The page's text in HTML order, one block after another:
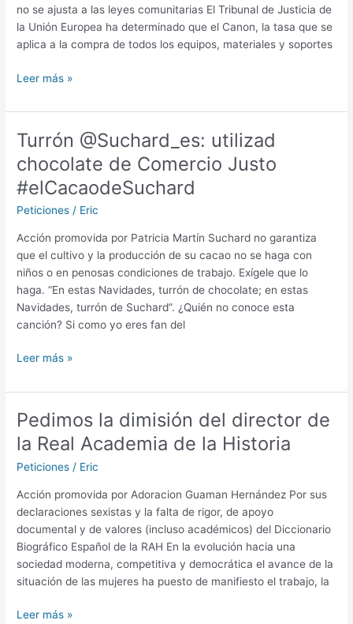
Corte
hunting
trips»
no se ajusta a las leyes comunitarias El Tribunal de Justicia de
la Unión Europea ha determinado que el Canon, la tasa que se
aplica a la compra de todos los equipos, materiales y soportes
Retirada
cánon
Leer más »
Turrón @Suchard_es: utilizad
chocolate de Comercio Justo
#elCacaodeSuchard
Peticiones / Eric
Acción promovida por Patricia Martín Suchard no garantiza
que el cultivo y la producción de su cacao no se haga con
niños o en penosas condiciones de trabajo. Exígele que lo
haga. “En estas Navidades, turrón de chocolate; en estas
Navidades, turrón de Suchard”. ¿Quién no conoce esta
canción? Si como yo eres fan del
Turrón
utilizad
chocolate
de
Comercio
Justo
Leer más »
Pedimos la dimisión del director de
la Real Academia de la Historia
Peticiones / Eric
Acción promovida por Adoracion Guaman Hernández Por sus
declaraciones sexistas y la falta de rigor, de apoyo
documental y de valores (incluso académicos) del Diccionario
Biográfico Español de la RAH En la evolución hacia una
sociedad moderna, competitiva y democrática el avance de la
situación de las mujeres ha puesto de manifiesto el trabajo, la
Pedimos
Leer más »